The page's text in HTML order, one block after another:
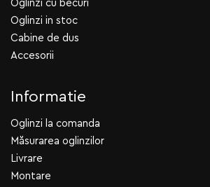
Oglinzi cu becuri
Oglinzi in stoc
Cabine de dus
Accesorii
Informatie
Oglinzi la comanda
Măsurarea oglinzilor
Livrare
Montare